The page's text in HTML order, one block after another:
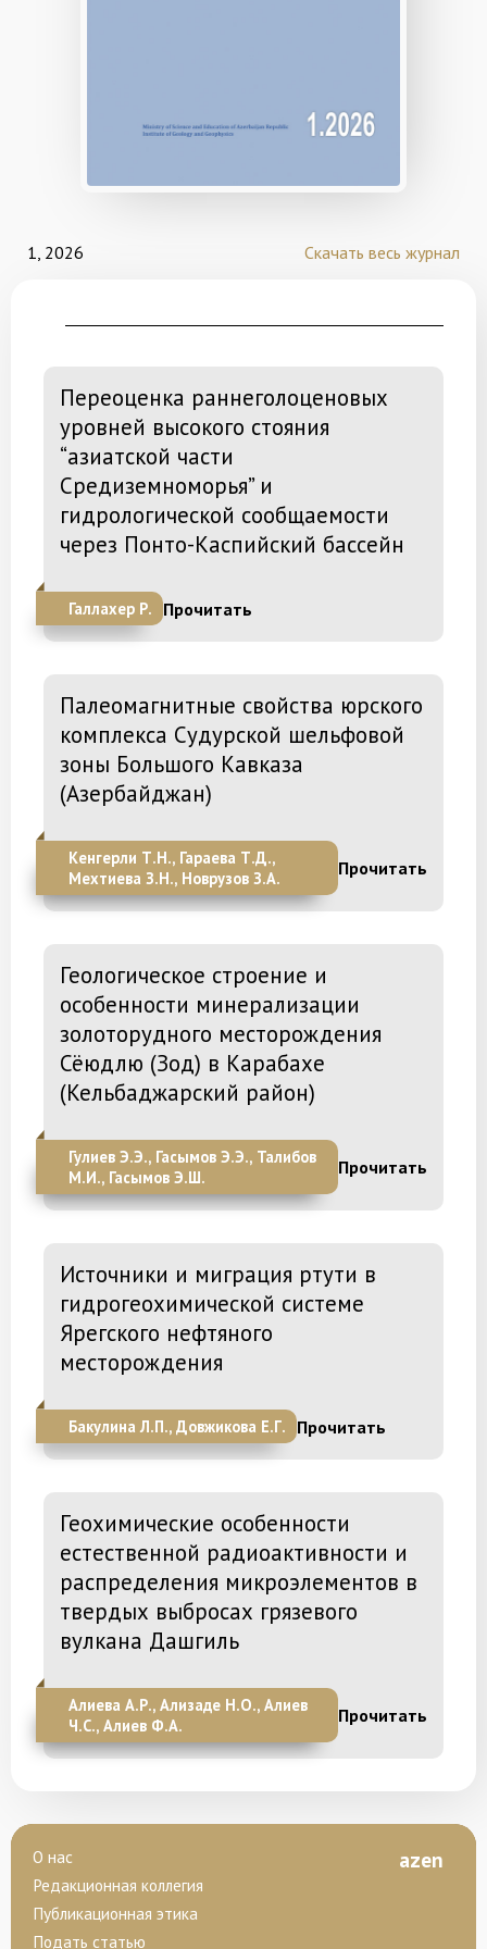
1, 2026 Скачать весь журнал
Переоценка раннеголоценовых
уровней высокого стояния
“азиатской части
Средиземноморья” и
гидрологической сообщаемости
через Понто-Каспийский бассейн
Галлахер Р. Прочитать
Палеомагнитные свойства юрского
комплекса Судурской шельфовой
зоны Большого Кавказа
(Азербайджан)
Кенгерли Т.Н., Гараева Т.Д.,
Мехтиева З.Н., Новрузов З.А.
Прочитать
Геологическое строение и
особенности минерализации
золоторудного месторождения
Сёюдлю (Зод) в Карабахе
(Кельбаджарский район)
Гулиев Э.Э., Гасымов Э.Э., Талибов
М.И., Гасымов Э.Ш.
Прочитать
Источники и миграция ртути в
гидрогеохимической системе
Ярегского нефтяного
месторождения
Бакулина Л.П., Довжикова Е.Г. Прочитать
Геохимические особенности
естественной радиоактивности и
распределения микроэлементов в
твердых выбросах грязевого
вулкана Дашгиль
Алиева А.Р., Ализаде Н.О., Алиев
Ч.С., Алиев Ф.А.
Прочитать
azen
О нас
Редакционная коллегия
Публикационная этика
Подать статью